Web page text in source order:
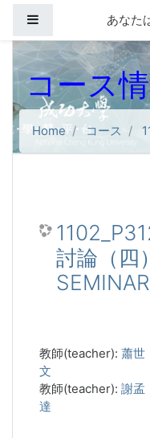
サイドパネルあなた
コース
Home コース
討論（四
教師(teacher): 蕭世
文
教師(teacher): 謝孟
達